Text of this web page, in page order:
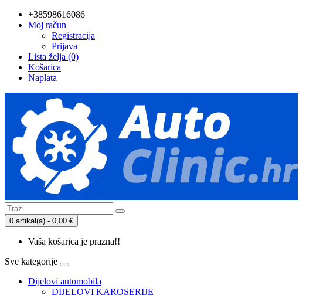
+38598616086
Moj račun
Registracija
Prijava
Lista želja (0)
Košarica
Naplata
0 artikal(a) - 0,00 €
Vaša košarica je prazna!!
Sve kategorije
Dijelovi automobila
DIJELOVI KAROSERIJE